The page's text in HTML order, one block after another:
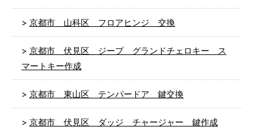
京都市 山科区 フロアヒンジ 交換
京都市 伏見区 ジープ グランドチェロキー ス
マートキー作成
京都市 東山区 テンパードア 鍵交換
京都市 伏見区 ダッジ チャージャー 鍵作成